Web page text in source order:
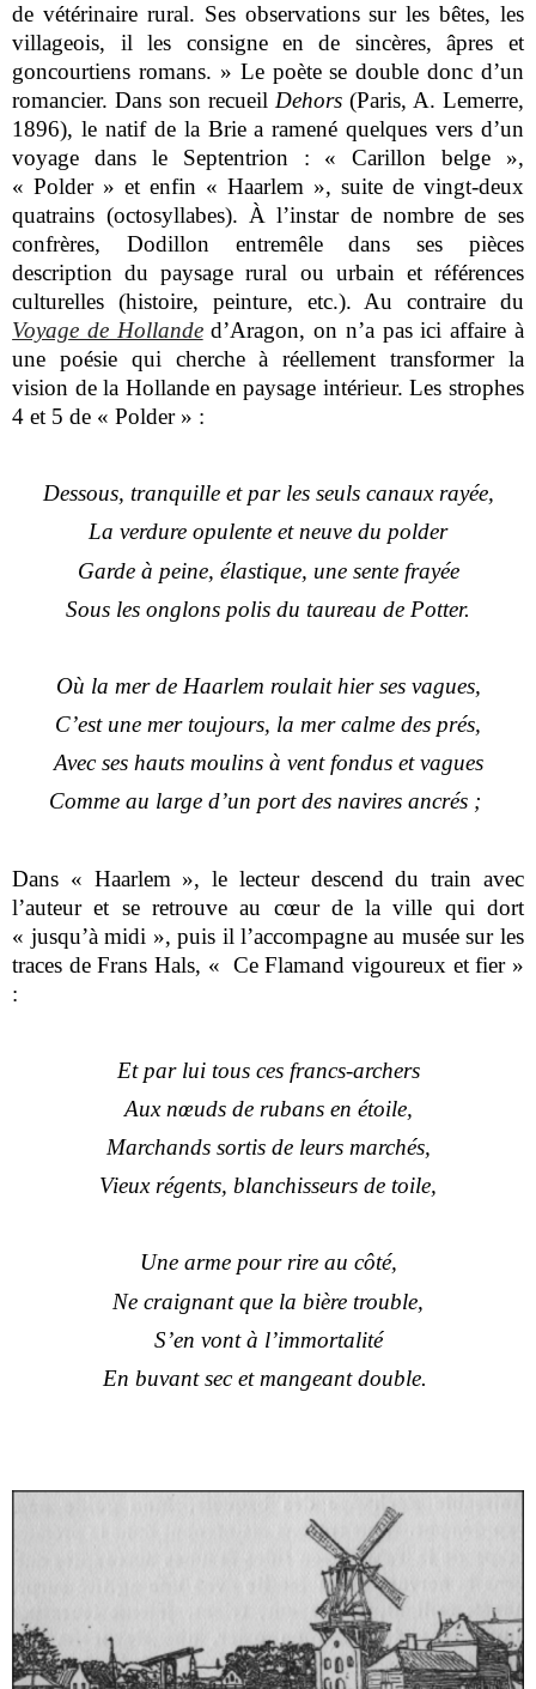
de vétérinaire rural. Ses observations sur les bêtes, les
villageois, il les consigne en de sincères, âpres et
goncourtiens romans. » Le poète se double donc d’un
romancier. Dans son recueil Dehors(Paris, A. Lemerre,
1896), le natif de la Brie a ramené quelques vers d’un
voyage dans le Septentrion : « Carillon belge »,
« Polder » et enfin « Haarlem », suite de vingt-deux
quatrains (octosyllabes). À l’instar de nombre de ses
confrères, Dodillon entremêle dans ses pièces
description du paysage rural ou urbain et références
culturelles (histoire, peinture, etc.). Au contraire du
Voyage de Hollanded’Aragon, on n’a pas ici affaire à
une poésie qui cherche à réellement transformer la
vision de la Hollande en paysage intérieur. Les strophes
4 et 5 de « Polder » :
Dessous, tranquille et par les seuls canaux rayée,
La verdure opulente et neuve du polder
Garde à peine, élastique, une sente frayée
Sous les onglons polis du taureau de Potter.
Où la mer de Haarlem roulait hier ses vagues,
C’est une mer toujours, la mer calme des prés,
Avec ses hauts moulins à vent fondus et vagues
Comme au large d’un port des navires ancrés ;
Dans « Haarlem », le lecteur descend du train avec
l’auteur et se retrouve au cœur de la ville qui dort
« jusqu’à midi », puis il l’accompagne au musée sur les
traces de Frans Hals, « Ce Flamand vigoureux et fier »
:
Et par lui tous ces francs-archers
Aux nœuds de rubans en étoile,
Marchands sortis de leurs marchés,
Vieux régents, blanchisseurs de toile,
Une arme pour rire au côté,
Ne craignant que la bière trouble,
S’en vont à l’immortalité
En buvant sec et mangeant double.